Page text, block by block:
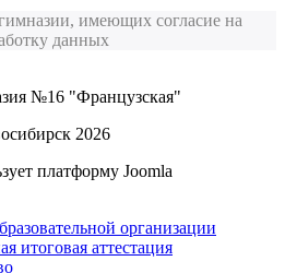
имеющих согласие на
данных
№16 "Французская"
2026
платформу Joomla
организации
итоговая аттестация